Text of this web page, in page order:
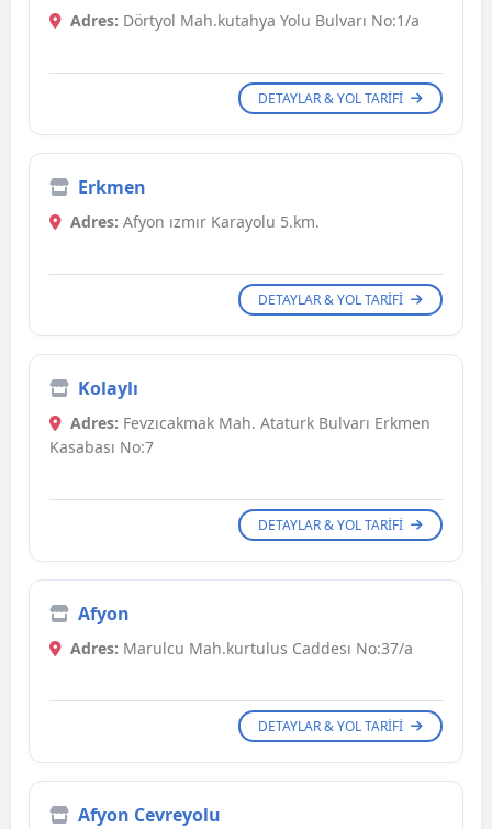
Adres: Dörtyol Mah.kutahya Yolu Bulvarı No:1/a
DETAYLAR & YOL TARIFI
Erkmen
Adres: Afyon ızmır Karayolu 5.km.
DETAYLAR & YOL TARIFI
Kolaylı
Adres: Fevzıcakmak Mah. Ataturk Bulvarı Erkmen
Kasabası No:7
DETAYLAR & YOL TARIFI
Afyon
Adres: Marulcu Mah.kurtulus Caddesı No:37/a
DETAYLAR & YOL TARIFI
Afyon Cevreyolu